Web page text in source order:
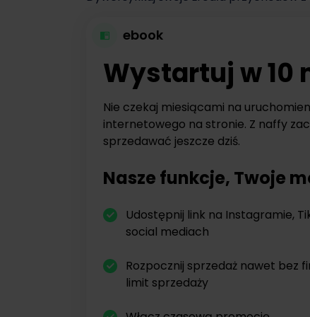
ebook
Wystartuj w 10
Nie czekaj miesiącami na
internetowego na stronie. Z naffy
sprzedawać jeszcze dziś.
Nasze funkcje, Twoje
Udostępnij link na Instagramie,
social mediach
Rozpocznij sprzedaż nawet bez
limit sprzedaży